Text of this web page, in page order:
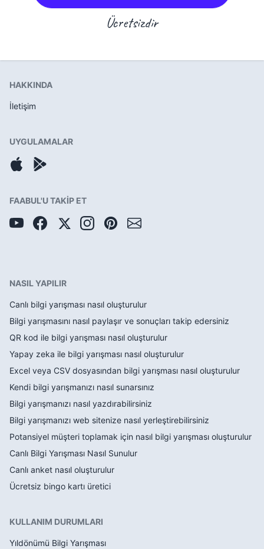
Ücretsizdir
HAKKINDA
İletişim
UYGULAMALAR
FAABUL'U TAKİP ET
NASIL YAPILIR
Canlı bilgi yarışması nasıl oluşturulur
Bilgi yarışmasını nasıl paylaşır ve sonuçları takip edersiniz
QR kod ile bilgi yarışması nasıl oluşturulur
Yapay zeka ile bilgi yarışması nasıl oluşturulur
Excel veya CSV dosyasından bilgi yarışması nasıl oluşturulur
Kendi bilgi yarışmanızı nasıl sunarsınız
Bilgi yarışmanızı nasıl yazdırabilirsiniz
Bilgi yarışmanızı web sitenize nasıl yerleştirebilirsiniz
Potansiyel müşteri toplamak için nasıl bilgi yarışması oluşturulur
Canlı Bilgi Yarışması Nasıl Sunulur
Canlı anket nasıl oluşturulur
Ücretsiz bingo kartı üretici
KULLANIM DURUMLARI
Yıldönümü Bilgi Yarışması